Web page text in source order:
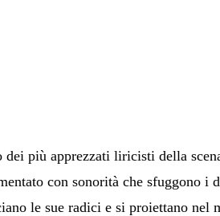
dei più apprezzati liricisti della
con sonorità che sfuggono i
le sue radici e si proiettano nel